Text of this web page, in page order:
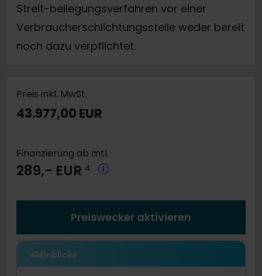
Streit-beilegungsverfahren vor einer
Verbraucherschlichtungsstelle weder bereit
noch dazu verpflichtet.
Preis inkl. MwSt.
43.977,00 EUR
Finanzierung ab mtl.
289,- EUR 4
Preiswecker aktivieren
Einblicke